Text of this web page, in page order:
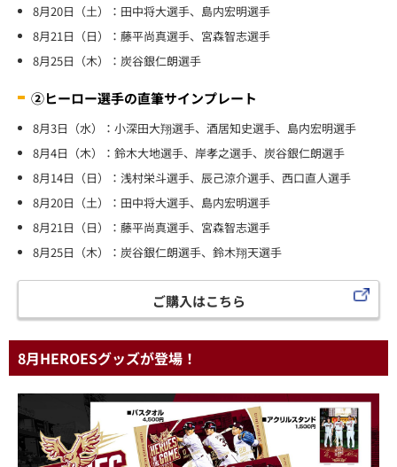
8月20日（土）：田中将大選手、島内宏明選手
8月21日（日）：藤平尚真選手、宮森智志選手
8月25日（木）：炭谷銀仁朗選手
②ヒーロー選手の直筆サインプレート
8月3日（水）：小深田大翔選手、酒居知史選手、島内宏明選手
8月4日（木）：鈴木大地選手、岸孝之選手、炭谷銀仁朗選手
8月14日（日）：浅村栄斗選手、辰己涼介選手、西口直人選手
8月20日（土）：田中将大選手、島内宏明選手
8月21日（日）：藤平尚真選手、宮森智志選手
8月25日（木）：炭谷銀仁朗選手、鈴木翔天選手
ご購入はこちら
8月HEROESグッズが登場！